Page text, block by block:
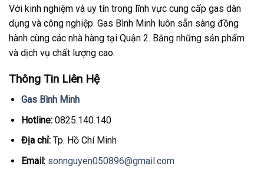
Với kinh nghiệm và uy tín trong lĩnh vực cung cấp gas dân
dụng và công nghiệp. Gas Bình Minh luôn sẵn sàng đồng
hành cùng các nhà hàng tại Quận 2. Bằng những sản phẩm
và dịch vụ chất lượng cao.
Thông Tin Liên Hệ
Gas Bình Minh
Hotline:0825.140.140
Địa chỉ:Tp. Hồ Chí Minh
Email: sonnguyen050896@gmail.com